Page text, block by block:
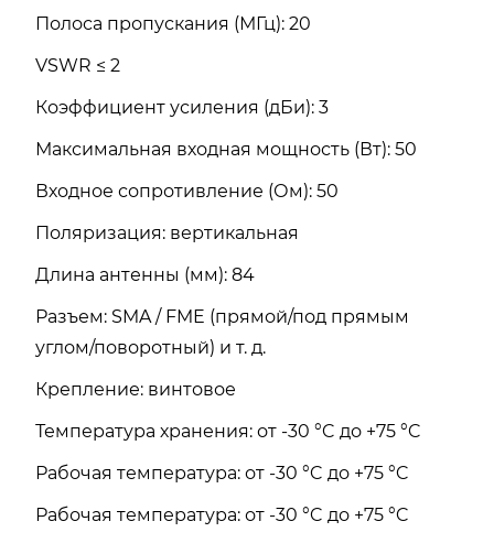
Полоса пропускания (МГц): 20
VSWR ≤ 2
Коэффициент усиления (дБи): 3
Максимальная входная мощность (Вт): 50
Входное сопротивление (Ом): 50
Поляризация: вертикальная
Длина антенны (мм): 84
Разъем: SMA / FME (прямой/под прямым
углом/поворотный) и т. д.
Крепление: винтовое
Температура хранения: от -30 °C до +75 °C
Рабочая температура: от -30 °C до +75 °C
Рабочая температура: от -30 °C до +75 °C